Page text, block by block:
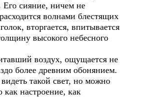
Его сияние, ничем не
волнами блестящих
вторгается, впитывается
высокого небесного
воздух, ощущается не
более древним обонянием.
такой свет, но можно
как настроение, как